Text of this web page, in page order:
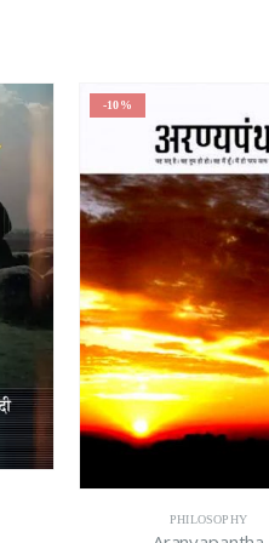
-10%
PHILOSOPHY